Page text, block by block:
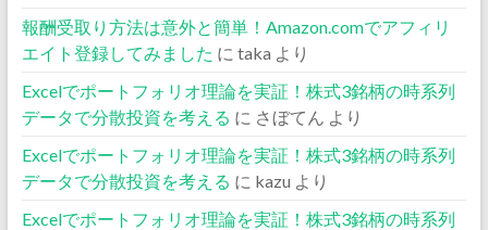
報酬受取り方法は意外と簡単！Amazon.comでアフィリ
エイト登録してみました に taka より
Excelでポートフォリオ理論を実証！株式3銘柄の時系列
データで分散投資を考える に さぼてん より
Excelでポートフォリオ理論を実証！株式3銘柄の時系列
データで分散投資を考える に kazu より
Excelでポートフォリオ理論を実証！株式3銘柄の時系列